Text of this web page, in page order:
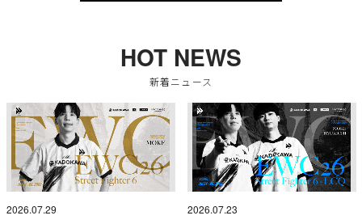
HOT NEWS
新着ニュース
2026.07.29 2026.07.23